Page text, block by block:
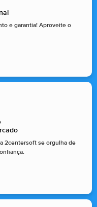
e garantia! Aproveite o
2centersoft se orgulha de